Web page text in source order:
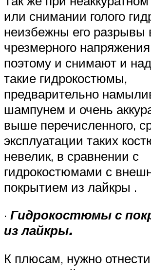
или снимании голого
неизбежны его разрывы
чрезмерного
поэтому и снимают и
такие гидрокостюмы,
предварительно
шампунем и очень
выше перечисленного,
эксплуатации таких
невелик, в сравнении с
гидрокостюмами с
покрытием из лайкры .
· Гидрокостюмы с
из лайкры.
К плюсам, нужно